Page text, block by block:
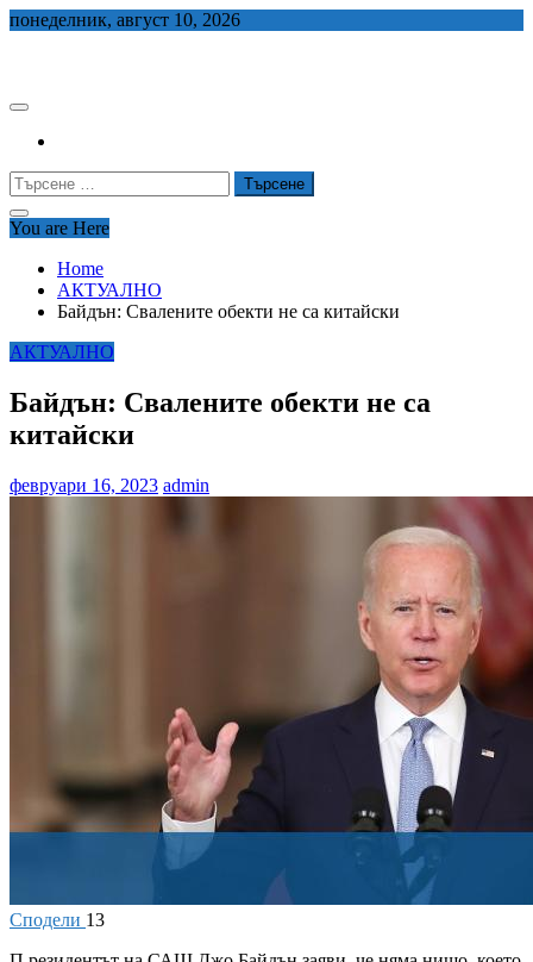
Skip
понеделник, август 10, 2026
Търсене
за:
You are Here
Home
АКТУАЛНО
Байдън: Свалените обекти не са китайски
АКТУАЛНО
Байдън: Свалените обекти не са
китайски
февруари 16, 2023 admin
Сподели 13